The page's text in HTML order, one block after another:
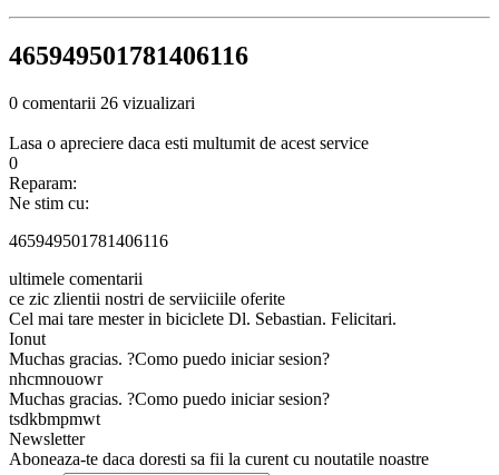
465949501781406116
0 comentarii 26 vizualizari
Lasa o apreciere daca esti multumit de acest service
0
Reparam:
Ne stim cu:
465949501781406116
ultimele comentarii
ce zic zlientii nostri de serviiciile oferite
Cel mai tare mester in biciclete Dl. Sebastian. Felicitari.
Ionut
Muchas gracias. ?Como puedo iniciar sesion?
nhcmnouowr
Muchas gracias. ?Como puedo iniciar sesion?
tsdkbmpmwt
Newsletter
Aboneaza-te daca doresti sa fii la curent cu noutatile noastre